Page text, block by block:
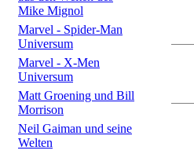
Mike Mignol
Marvel - Spider-Man
Universum
Marvel - X-Men
Universum
Matt Groening und Bill
Morrison
Neil Gaiman und seine
Welten